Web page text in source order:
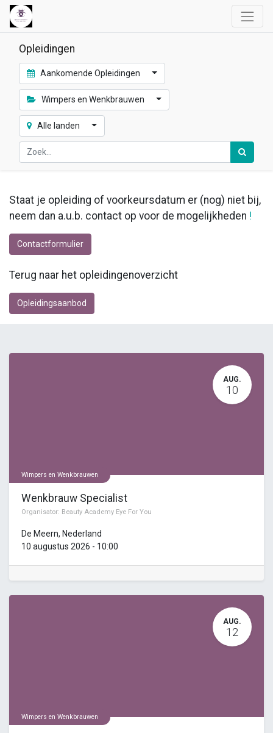
Opleidingen
Aankomende Opleidingen
Wimpers en Wenkbrauwen
Alle landen
Staat je opleiding of voorkeursdatum er (nog) niet bij,
neem dan a.u.b. contact op voor de mogelijkheden !
Contactformulier
Terug naar het opleidingenoverzicht
Opleidingsaanbod
AUG.
10
Wimpers en Wenkbrauwen
Wenkbrauw Specialist
Organisator: Beauty Academy Eye For You
De Meern, Nederland
10 augustus 2026 - 10:00
AUG.
12
Wimpers en Wenkbrauwen